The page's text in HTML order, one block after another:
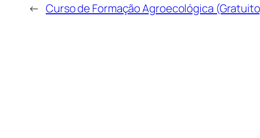
← Curso de Formação Agroecológica